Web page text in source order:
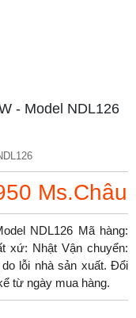
- Model NDL126
Ms.Châu
NDL126 Mã hàng:
xứ: Nhật Vận chuyển:
lỗi nhà sản xuất. Đổi
từ ngày mua hàng.